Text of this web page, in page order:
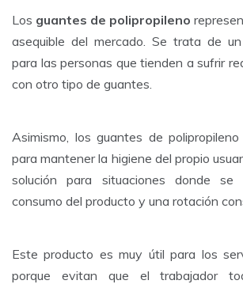
Los guantes de polipropileno
asequible del mercado. Se trata de
para las personas que tienden a sufrir
con otro tipo de guantes.
Asimismo, los guantes de
para mantener la higiene del propio
solución para situaciones donde se
consumo del producto y una rotación
Este producto es muy útil para los
porque evitan que el trabajador